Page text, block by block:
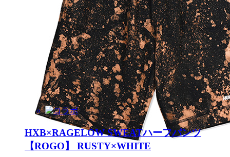
HXB×RAGELOW SWEATハーフパンツ
【ROGO】 RUSTY×WHITE